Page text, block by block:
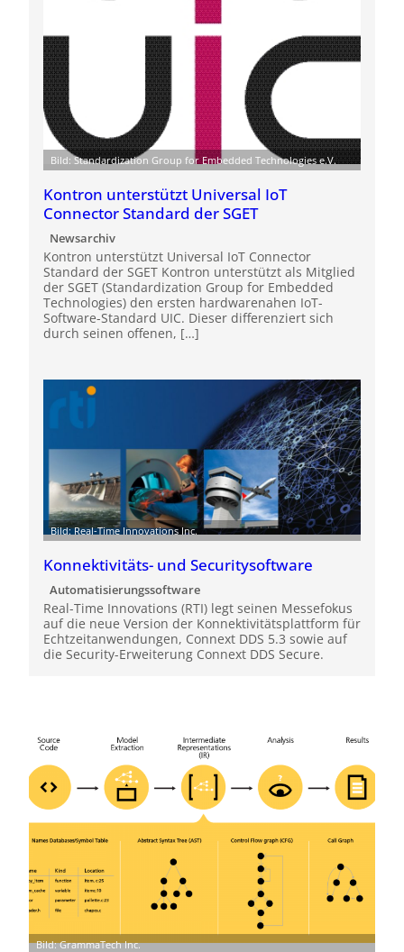
Bild: Standardization Group for Embedded Technologies e.V.
Kontron unterstützt Universal IoT
Connector Standard der SGET
Newsarchiv
Kontron unterstützt Universal IoT Connector
Standard der SGET Kontron unterstützt als Mitglied
der SGET (Standardization Group for Embedded
Technologies) den ersten hardwarenahen IoT-
Software-Standard UIC. Dieser differenziert sich
durch seinen offenen, […]
Bild: Real-Time Innovations Inc.
Konnektivitäts- und Securitysoftware
Automatisierungssoftware
Real-Time Innovations (RTI) legt seinen Messefokus
auf die neue Version der Konnektivitätsplattform für
Echtzeitanwendungen, Connext DDS 5.3 sowie auf
die Security-Erweiterung Connext DDS Secure.
Bild: GrammaTech Inc.